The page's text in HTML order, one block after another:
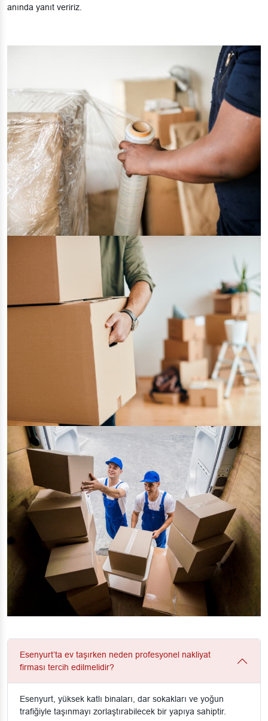
anında yanıt veririz.
Esenyurt’ta ev taşırken neden profesyonel nakliyat
firması tercih edilmelidir?
Esenyurt, yüksek katlı binaları, dar sokakları ve yoğun
trafiğiyle taşınmayı zorlaştırabilecek bir yapıya sahiptir.